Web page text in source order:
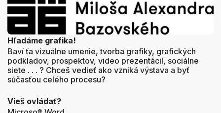
Hľadáme grafika!
Baví ťa vizuálne umenie, tvorba grafiky, grafických
podkladov, prospektov, video prezentácií, sociálne
siete . . . ? Chceš vedieť ako vzniká výstava a byť
súčasťou celého procesu?
Vieš ovládať?